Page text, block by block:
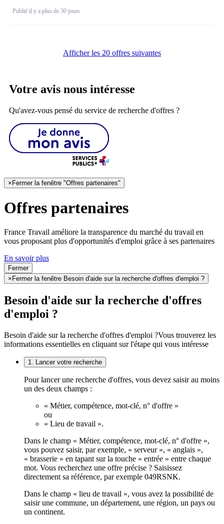
Publié il y a plus de 30 jours
Afficher les 20 offres suivantes
Votre avis nous intéresse
Qu'avez-vous pensé du service de recherche d'offres ?
×Fermer la fenêtre "Offres partenaires"
Offres partenaires
France Travail améliore la transparence du marché du travail en
vous proposant plus d'opportunités d'emploi grâce à ses partenaires
En savoir plus
Fermer
× Fermer la fenêtre Besoin d'aide sur la recherche d'offres d'emploi ?
Besoin d'aide sur la recherche d'offres
d'emploi ?
Besoin d'aide sur la recherche d'offres d'emploi ?Vous trouverez les
informations essentielles en cliquant sur l'étape qui vous intéresse
1. Lancer votre recherche
Pour lancer une recherche d'offres, vous devez saisir au moins
un des deux champs :
« Métier, compétence, mot-clé, n° d'offre »
ou
« Lieu de travail ».
Dans le champ « Métier, compétence, mot-clé, n° d'offre »,
vous pouvez saisir, par exemple, « serveur », « anglais »,
« brasserie » en tapant sur la touche « entrée » entre chaque
mot. Vous recherchez une offre précise ? Saisissez
directement sa référence, par exemple 049RSNK.
Dans le champ « lieu de travail », vous avez la possibilité de
saisir une commune, un département, une région, un pays ou
un continent.